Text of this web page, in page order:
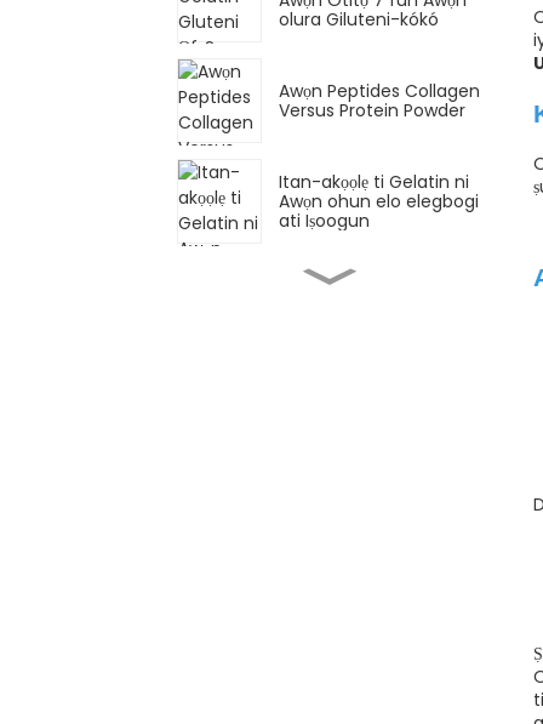
olura Giluteni-kókó
Awọn Peptides Collagen
Versus Protein Powder
Itan-akọọlẹ ti Gelatin ni
Awọn ohun elo elegbogi
ati Iṣoogun
Ipa wo ni Awọn Peptides